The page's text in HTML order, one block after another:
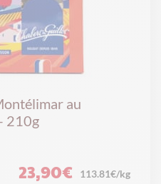
au
210g
23,90€ 113.81€/kg